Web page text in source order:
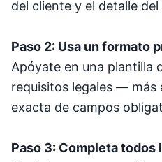
del cliente y el detalle
Paso 2: Usa un formato
Apóyate en una plantilla
requisitos legales — más
exacta de campos
Paso 3: Completa todos